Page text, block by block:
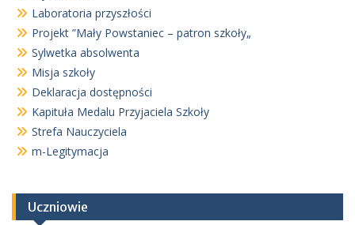
Laboratoria przyszłości
Projekt ”Mały Powstaniec – patron szkoły„
Sylwetka absolwenta
Misja szkoły
Deklaracja dostępności
Kapituła Medalu Przyjaciela Szkoły
Strefa Nauczyciela
m-Legitymacja
Uczniowie